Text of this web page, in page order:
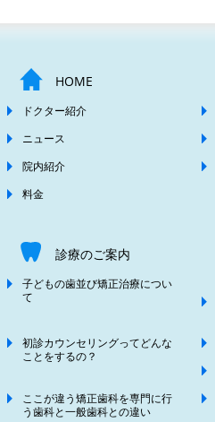
HOME
ドクター紹介
ニュース
院内紹介
料金
診療のご案内
子どもの歯並び矯正治療につい
て
初診カウンセリングってどんな
ことをするの？
ここが違う矯正歯科を専門に行
う歯科と一般歯科との違い